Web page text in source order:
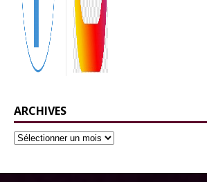
ARCHIVES